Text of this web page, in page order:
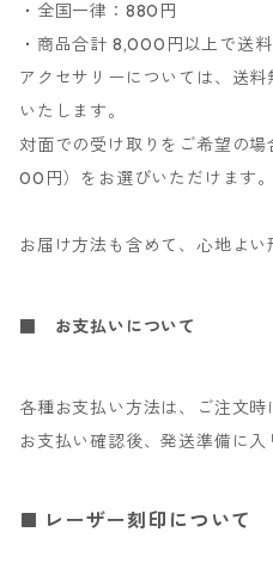
・全国一律：880円
・商品合計 8,000円以上で送
アクセサリーについては、送
いたします。
対面での受け取りをご希望の
00円）をお選びいただけます。
お届け方法も含めて、心地よい
■ お支払いについて
各種お支払い方法は、ご注文時
お支払い確認後、発送準備に入
レーザー刻印について